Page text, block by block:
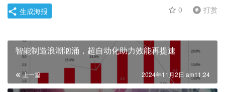
0 打赏
生成海报
智能制造浪潮汹涌，超自动化助力效能再提速
上一篇 2024年11月2日 am11:24